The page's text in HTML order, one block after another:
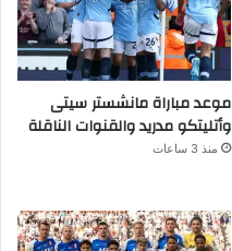
موعد مباراة مانشستر سيتى
وأتليتكو مدريد والقنوات الناقلة
منذ 3 ساعات